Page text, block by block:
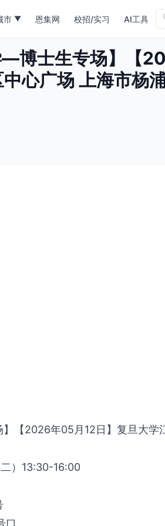
市 ▼ 恩集网 校招/实习 AI工具
—博士生专场】【
心广场 上海市杨
【2026年05月12日】复旦大学
）13:30-16:00
口